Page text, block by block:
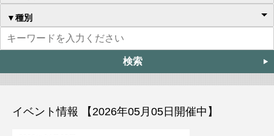
▼種別
イベント情報 【2026年05月05日開催中】